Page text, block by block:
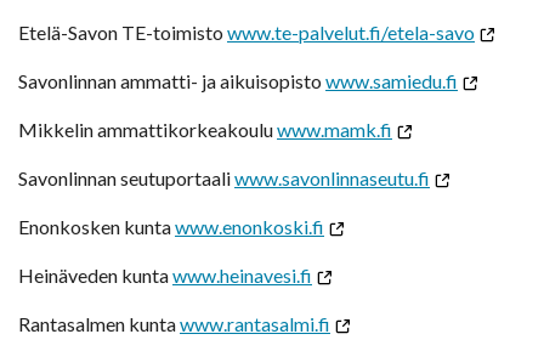
Etelä-Savon TE-toimisto www.te-palvelut.fi/etela-savo
Savonlinnan ammatti- ja aikuisopisto www.samiedu.fi
Mikkelin ammattikorkeakouluwww.mamk.fi
Savonlinnan seutuportaaliwww.savonlinnaseutu.fi
Enonkosken kuntawww.enonkoski.fi
Heinäveden kuntawww.heinavesi.fi
Rantasalmen kuntawww.rantasalmi.fi